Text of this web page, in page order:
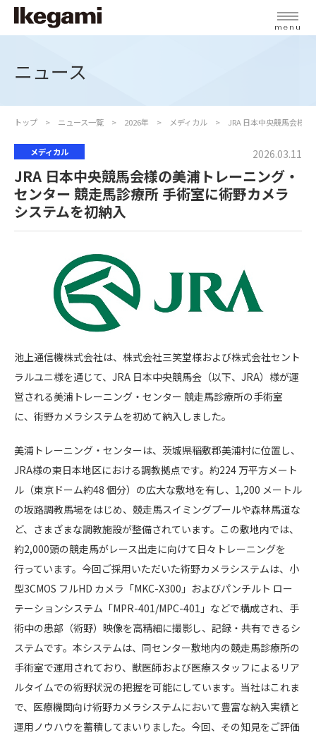
menu
ニュース
トップ ニュース一覧 2026年 メディカル JRA 日本中央競馬会様
メディカル 2026.03.11
JRA 日本中央競馬会様の美浦トレーニング・
センター 競走馬診療所 手術室に術野カメラ
システムを初納入
池上通信機株式会社は、株式会社三笑堂様および株式会社セント
ラルユニ様を通じて、JRA 日本中央競馬会（以下、JRA）様が運
営される美浦トレーニング・センター 競走馬診療所の手術室
に、術野カメラシステムを初めて納入しました。
美浦トレーニング・センターは、茨城県稲敷郡美浦村に位置し、
JRA様の東日本地区における調教拠点です。約224 万平方メート
ル（東京ドーム約48 個分）の広大な敷地を有し、1,200 メートル
の坂路調教馬場をはじめ、競走馬スイミングプールや森林馬道な
ど、さまざまな調教施設が整備されています。この敷地内では、
約2,000頭の競走馬がレース出走に向けて日々トレーニングを
行っています。今回ご採用いただいた術野カメラシステムは、小
型3CMOS フルHD カメラ「MKC-X300」およびパンチルト ロー
テーションシステム「MPR-401/MPC-401」などで構成され、手
術中の患部（術野）映像を高精細に撮影し、記録・共有できるシ
ステムです。本システムは、同センター敷地内の競走馬診療所の
手術室で運用されており、獣医師および医療スタッフによるリア
ルタイムでの術野状況の把握を可能にしています。当社はこれま
で、医療機関向け術野カメラシステムにおいて豊富な納入実績と
運用ノウハウを蓄積してまいりました。今回、その知見をご評価